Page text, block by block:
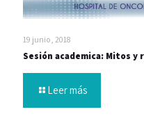
19 junio, 2018
Sesión academica: Mitos
Leer más